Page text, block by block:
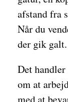
afstand fra
Når du
der gik galt.
Det
om at
med at